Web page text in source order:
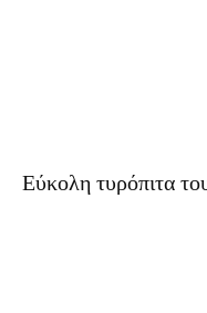
Εύκολη τυρόπιτα